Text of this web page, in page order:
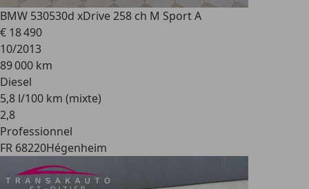
BMW 530530d xDrive 258 ch M Sport A
€ 18 490
10/2013
89 000 km
Diesel
5,8 l/100 km (mixte)
2,8
Professionnel
FR 68220Hégenheim